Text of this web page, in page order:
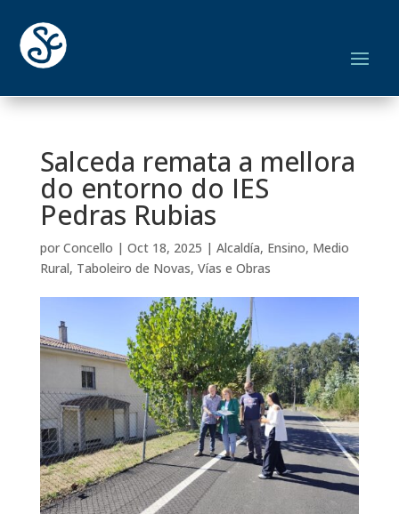
Salceda remata a mellora
do entorno do IES
Pedras Rubias
por Concello | Oct 18, 2025 | Alcaldía, Ensino, Medio
Rural, Taboleiro de Novas, Vías e Obras